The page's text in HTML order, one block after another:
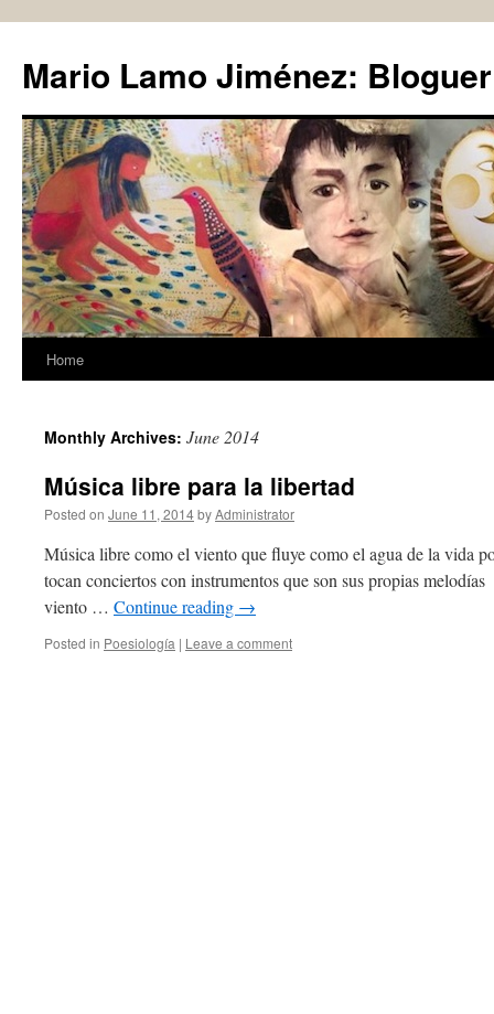
content
Mario Lamo Jiménez:
Home
Monthly Archives: June 2014
Música libre para la libertad
Posted on June 11, 2014byAdministrator
Música libre como el viento que fluye como el agua de la vida
tocan conciertos con instrumentos que son sus propias
viento … Continue reading →
Posted in Poesiología | Leave a comment